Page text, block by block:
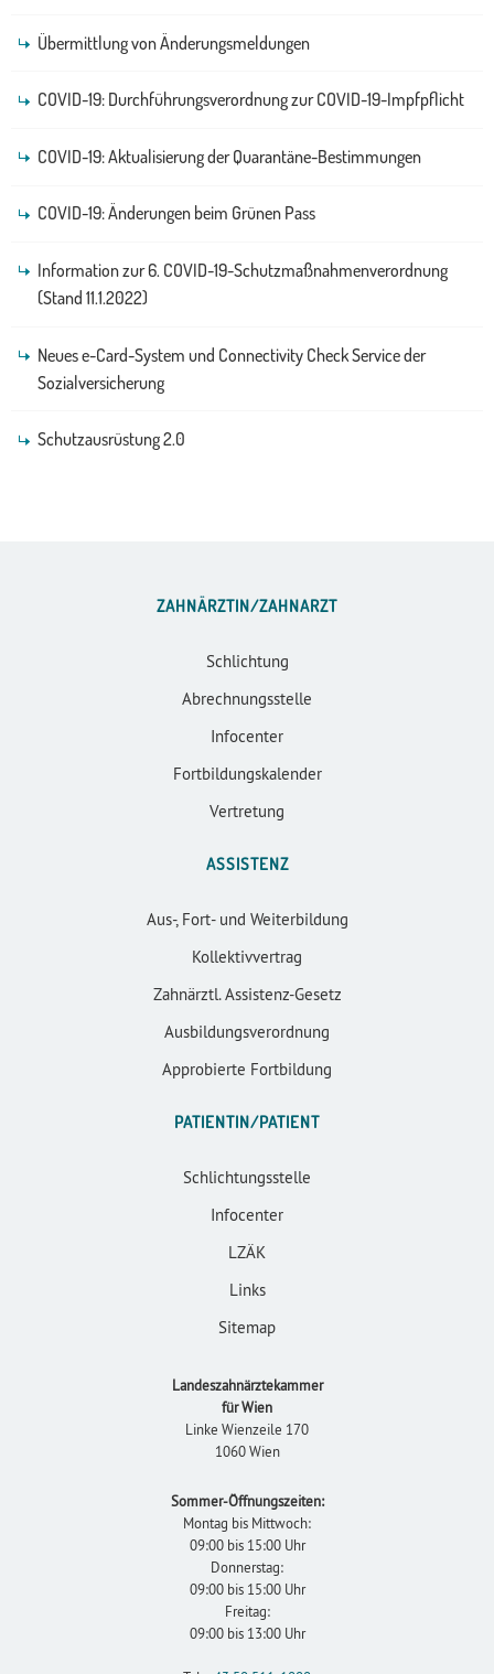
Übermittlung von Änderungsmeldungen
COVID-19: Durchführungsverordnung zur COVID-19-Impfpflicht
COVID-19: Aktualisierung der Quarantäne-Bestimmungen
COVID-19: Änderungen beim Grünen Pass
Information zur 6. COVID-19-Schutzmaßnahmenverordnung
(Stand 11.1.2022)
Neues e-Card-System und Connectivity Check Service der
Sozialversicherung
Schutzausrüstung 2.0
ZAHNÄRZTIN/ZAHNARZT
Schlichtung
Abrechnungsstelle
Infocenter
Fortbildungskalender
Vertretung
ASSISTENZ
Aus-, Fort- und Weiterbildung
Kollektivvertrag
Zahnärztl. Assistenz-Gesetz
Ausbildungsverordnung
Approbierte Fortbildung
PATIENTIN/PATIENT
Schlichtungsstelle
Infocenter
LZÄK
Links
Sitemap
Landeszahnärztekammer
für Wien
Linke Wienzeile 170
1060 Wien
Sommer-Öffnungszeiten:
Montag bis Mittwoch:
09:00 bis 15:00 Uhr
Donnerstag:
09:00 bis 15:00 Uhr
Freitag:
09:00 bis 13:00 Uhr